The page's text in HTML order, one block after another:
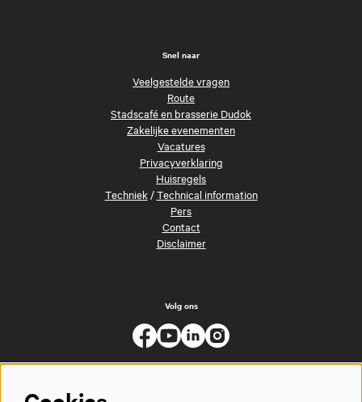
Snel naar
Veelgestelde vragen
Route
Stadscafé en brasserie Dudok
Zakelijke evenementen
Vacatures
Privacyverklaring
Huisregels
Techniek/Technical information
Pers
Contact
Disclaimer
Volg ons